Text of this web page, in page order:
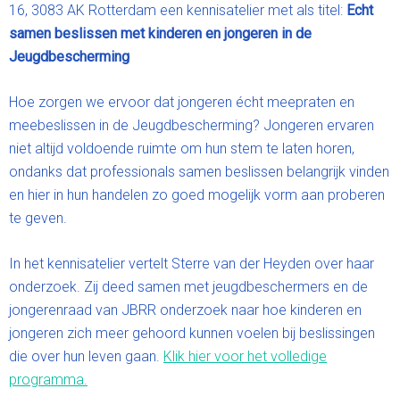
16, 3083 AK Rotterdam een kennisatelier met als titel: Echt
samen beslissen met kinderen en jongeren in de
Jeugdbescherming
Hoe zorgen we ervoor dat jongeren écht meepraten en
meebeslissen in de Jeugdbescherming? Jongeren ervaren
niet altijd voldoende ruimte om hun stem te laten horen,
ondanks dat professionals samen beslissen belangrijk vinden
en hier in hun handelen zo goed mogelijk vorm aan proberen
te geven.
In het kennisatelier vertelt Sterre van der Heyden over haar
onderzoek. Zij deed samen met jeugdbeschermers en de
jongerenraad van JBRR onderzoek naar hoe kinderen en
jongeren zich meer gehoord kunnen voelen bij beslissingen
die over hun leven gaan. Klik hier voor het volledige
programma.